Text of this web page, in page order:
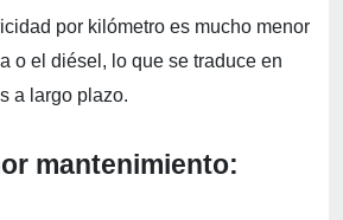
por kilómetro es mucho menor
o el diésel, lo que se traduce en
a largo plazo.
mantenimiento: